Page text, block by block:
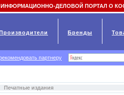
Печатные издания
ИНФОРМАЦИОННО-ДЕЛОВОЙ ПОРТАЛ О
Бренды
партнеру